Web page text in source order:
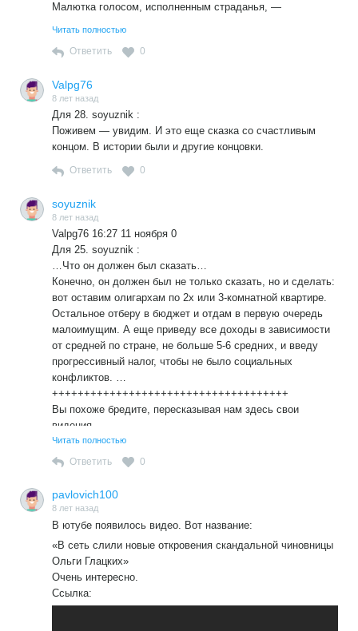
Малютка голосом, исполненным страданья, —
И ем… траву!»
Так обойди же дом и поищи во рву:
Там ты найдешь траву куда погуще!»
1914
Читать полностью
Ответить 0
Valpg76
8 лет назад
Для 28. soyuznik :
Поживем — увидим. И это еще сказка со счастливым
концом. В истории были и другие концовки.
Ответить 0
soyuznik
8 лет назад
Valpg76 16:27 11 ноября 0
Для 25. soyuznik :
…Что он должен был сказать…
Конечно, он должен был не только сказать, но и сделать:
вот оставим олигархам по 2х или 3-комнатной квартире.
Остальное отберу в бюджет и отдам в первую очередь
малоимущим. А еще приведу все доходы в зависимости
от средней по стране, не больше 5-6 средних, и введу
прогрессивный налог, чтобы не было социальных
конфликтов. …
+++++++++++++++++++++++++++++++++++++
Вы похоже бредите, пересказывая нам здесь свои
видения.
Читать полностью
Ответить 0
pavlovich100
8 лет назад
В ютубе появилось видео. Вот название:
«В сеть слили новые откровения скандальной чиновницы
Ольги Глацких»
Очень интересно.
Ссылка: